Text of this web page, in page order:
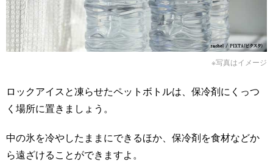
※写真はイメージ
ロックアイスと凍らせたペットボトルは、保冷剤にくっつ
く場所に置きましょう。
中の氷を冷やしたままにできるほか、保冷剤を食材などか
ら遠ざけることができますよ。